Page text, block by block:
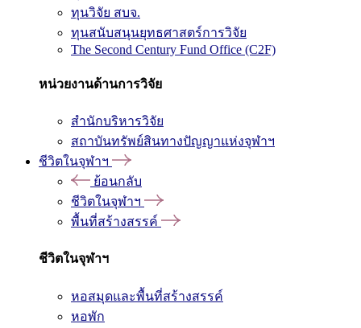
ทุนวิจัย สบจ.
ทุนสนับสนุนยุทธศาสตร์การวิจัย
The Second Century Fund Office (C2F)
หน่วยงานด้านการวิจัย
สำนักบริหารวิจัย
สถาบันทรัพย์สินทางปัญญาแห่งจุฬาฯ
ชีวิตในจุฬาฯ
ย้อนกลับ
ชีวิตในจุฬาฯ
พื้นที่สร้างสรรค์
ชีวิตในจุฬาฯ
หอสมุดและพื้นที่สร้างสรรค์
หอพัก